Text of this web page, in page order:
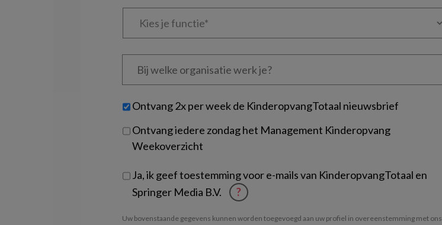
Kies
Bij
welke
je?
Untitled
Ontvang 2x per week de KinderopvangTotaal nieuwsbrief
Ontvang iedere zondag het Management Kinderopvang
Weekoverzicht
Ja, ik geef toestemming voor e-mails van KinderopvangTotaal en
Springer Media B.V.
?
Uw bovenstaande gegevens kunnen worden toegevoegd aan uw profiel in overeenstemming met ons